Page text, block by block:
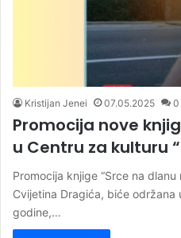
Kristijan Jenei 07.05.2025 0
Promocija nove
u Centru za kulturu
Promocija knjige “Srce na
Cvijetina Dragića, biće održana
godine,…